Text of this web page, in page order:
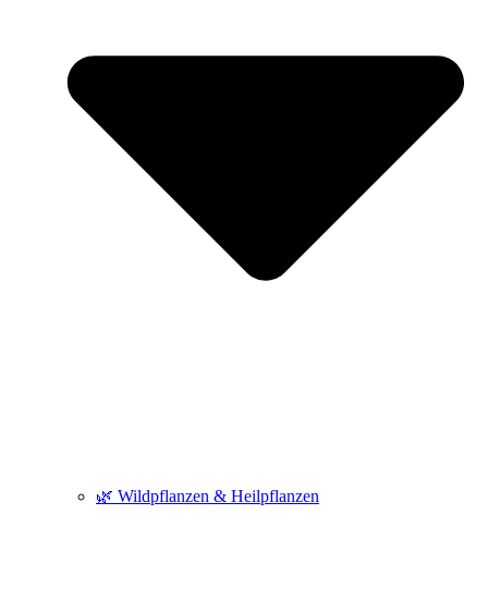
🌿 Wildpflanzen & Heilpflanzen